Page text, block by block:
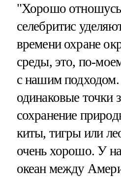
"Хорошо
селебритис
времени охране
среды, это, по-
с нашим подходом.
одинаковые точки
сохранение
киты, тигры или
очень хорошо. У
океан между